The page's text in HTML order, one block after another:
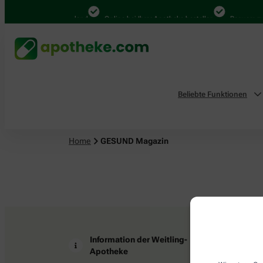
4.000 Mal in Deutschland Online bei Ihrer Apotheke bestellen Bequem
Beliebte Funktionen
Home GESUND Magazin
Information der Weitling-
Apotheke